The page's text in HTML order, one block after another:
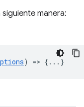
siguiente manera:
) => {...}